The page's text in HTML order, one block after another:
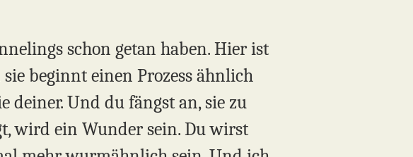
schon getan haben. Hier ist
beginnt einen Prozess ähnlich
deiner. Und du fängst an, sie zu
wird ein Wunder sein. Du wirst